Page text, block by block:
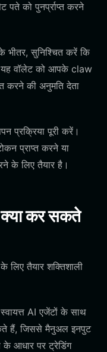
को पुनर्प्राप्त करने
भीतर, सुनिश्चित करें कि
यह वॉलेट को आपके claw
करने की अनुमति देता
प्रक्रिया पूरी करें।
प्राप्त करने या
के लिए तैयार है।
कर सकते
तैयार शक्तिशाली
AI एजेंटों के साथ
हैं, जिससे मैनुअल इनपुट
के आधार पर ट्रेडिंग